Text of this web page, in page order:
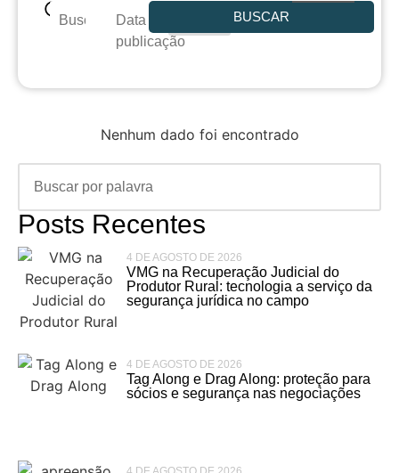
Data de
publicação
BUSCAR
Nenhum dado foi encontrado
Posts Recentes
4 DE AGOSTO DE 2026
VMG na Recuperação Judicial do
Produtor Rural: tecnologia a serviço da
segurança jurídica no campo
4 DE AGOSTO DE 2026
Tag Along e Drag Along: proteção para
sócios e segurança nas negociações